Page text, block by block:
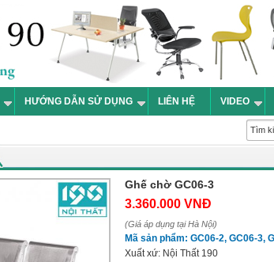
HƯỚNG DẪN SỬ DỤNG LIÊN HỆ VIDEO
Ghế chờ GC06-3
3.360.000 VNĐ
(Giá áp dụng tại Hà Nội)
Mã sản phẩm: GC06-2, GC06-3,
Xuất xứ: Nội Thất 190